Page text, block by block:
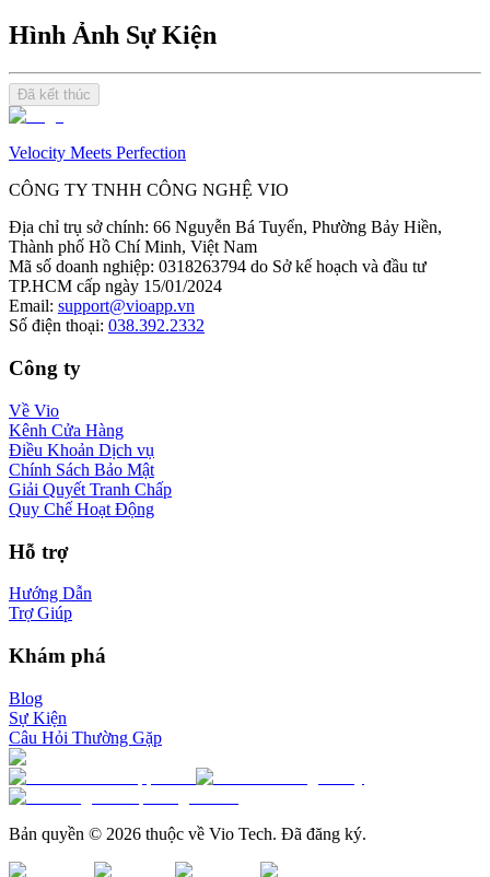
Hình Ảnh Sự Kiện
Đã kết thúc
Velocity Meets Perfection
CÔNG TY TNHH CÔNG NGHỆ VIO
Địa chỉ trụ sở chính: 66 Nguyễn Bá Tuyển, Phường Bảy Hiền,
Thành phố Hồ Chí Minh, Việt Nam
Mã số doanh nghiệp: 0318263794 do Sở kế hoạch và đầu tư
TP.HCM cấp ngày 15/01/2024
Email: support@vioapp.vn
Số điện thoại: 038.392.2332
Công ty
Về Vio
Kênh Cửa Hàng
Điều Khoản Dịch vụ
Chính Sách Bảo Mật
Giải Quyết Tranh Chấp
Quy Chế Hoạt Động
Hỗ trợ
Hướng Dẫn
Trợ Giúp
Khám phá
Blog
Sự Kiện
Câu Hỏi Thường Gặp
Bản quyền © 2026 thuộc về Vio Tech. Đã đăng ký.